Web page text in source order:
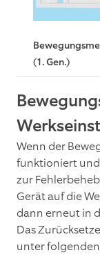
(1. Gen.)
Wenn der
funktioniert
zur
Gerät auf die
dann erneut in
Das
unter